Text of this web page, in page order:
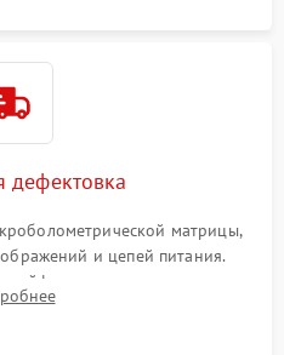
дефектовка
матрицы,
и цепей питания.
модуля памяти и
сгоревших SMD-компонентов